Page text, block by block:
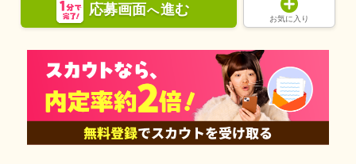
応募画面へ進む
お気に入り